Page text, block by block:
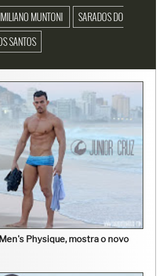
MUNTONI
SARADOS DO
SANTOS
Physique, mostra o novo